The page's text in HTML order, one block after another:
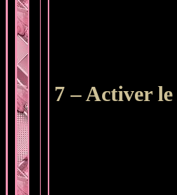
7 – Activer